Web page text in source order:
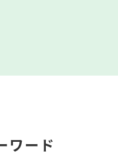
ワード